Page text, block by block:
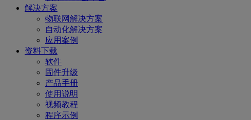
解决方案
物联网解决方案
自动化解决方案
应用案例
资料下载
软件
固件升级
产品手册
使用说明
视频教程
程序示例